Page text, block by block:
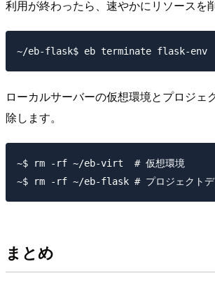
利用が終わったら、速やかにリソースを
ローカルサーバーの仮想環境とプロジェ
除します。
~$ rm -rf ~/eb-virt  # 仮想環境
まとめ